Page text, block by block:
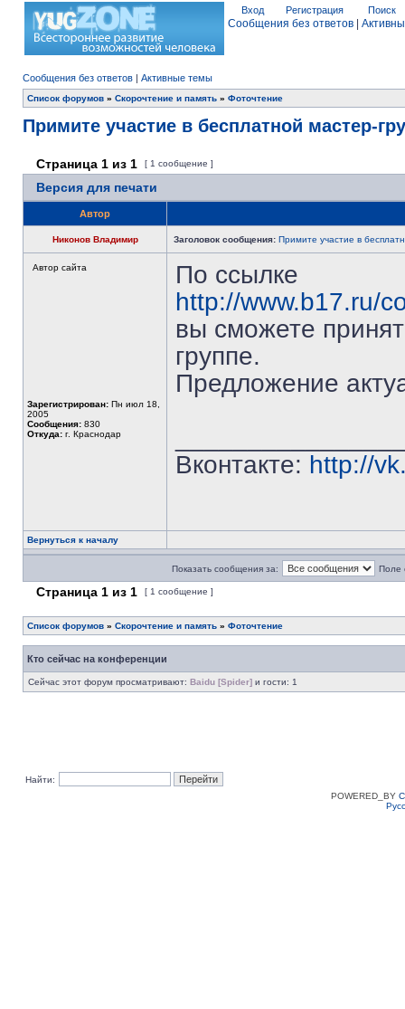
Вход Регистрация Поиск
Сообщения без ответов
Сообщения без ответов | Активные темы
Список форумов » Скорочтение и память » Фоточтение
Примите участие в бесплатной мастер-
Страница 1 из 1 [ 1 сообщение ]
Версия для печати
Автор
Никонов Владимир Заголовок сообщения: Примите участие в
Автор сайта
Зарегистрирован: Пн июл 18,
2005
Сообщения: 830
Откуда: г. Краснодар
По ссылке
http://www.b17.ru/
вы сможете
группе.
Предложение
Вконтакте: http://
Вернуться к началу
Показать сообщения за: Поле
Страница 1 из 1 [ 1 сообщение ]
Список форумов » Скорочтение и память » Фоточтение
Кто сейчас на конференции
Сейчас этот форум просматривают: Baidu [Spider] и гости: 1
Найти:
POWERED_BY